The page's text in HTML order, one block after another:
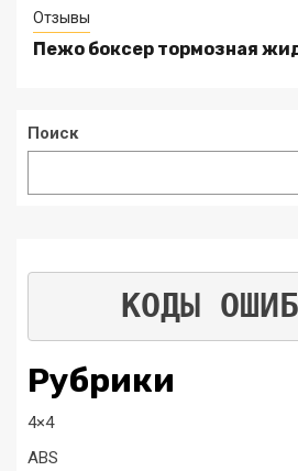
Отзывы
Пежо боксер тормозная
Поиск
КОДЫ
Рубрики
4×4
ABS